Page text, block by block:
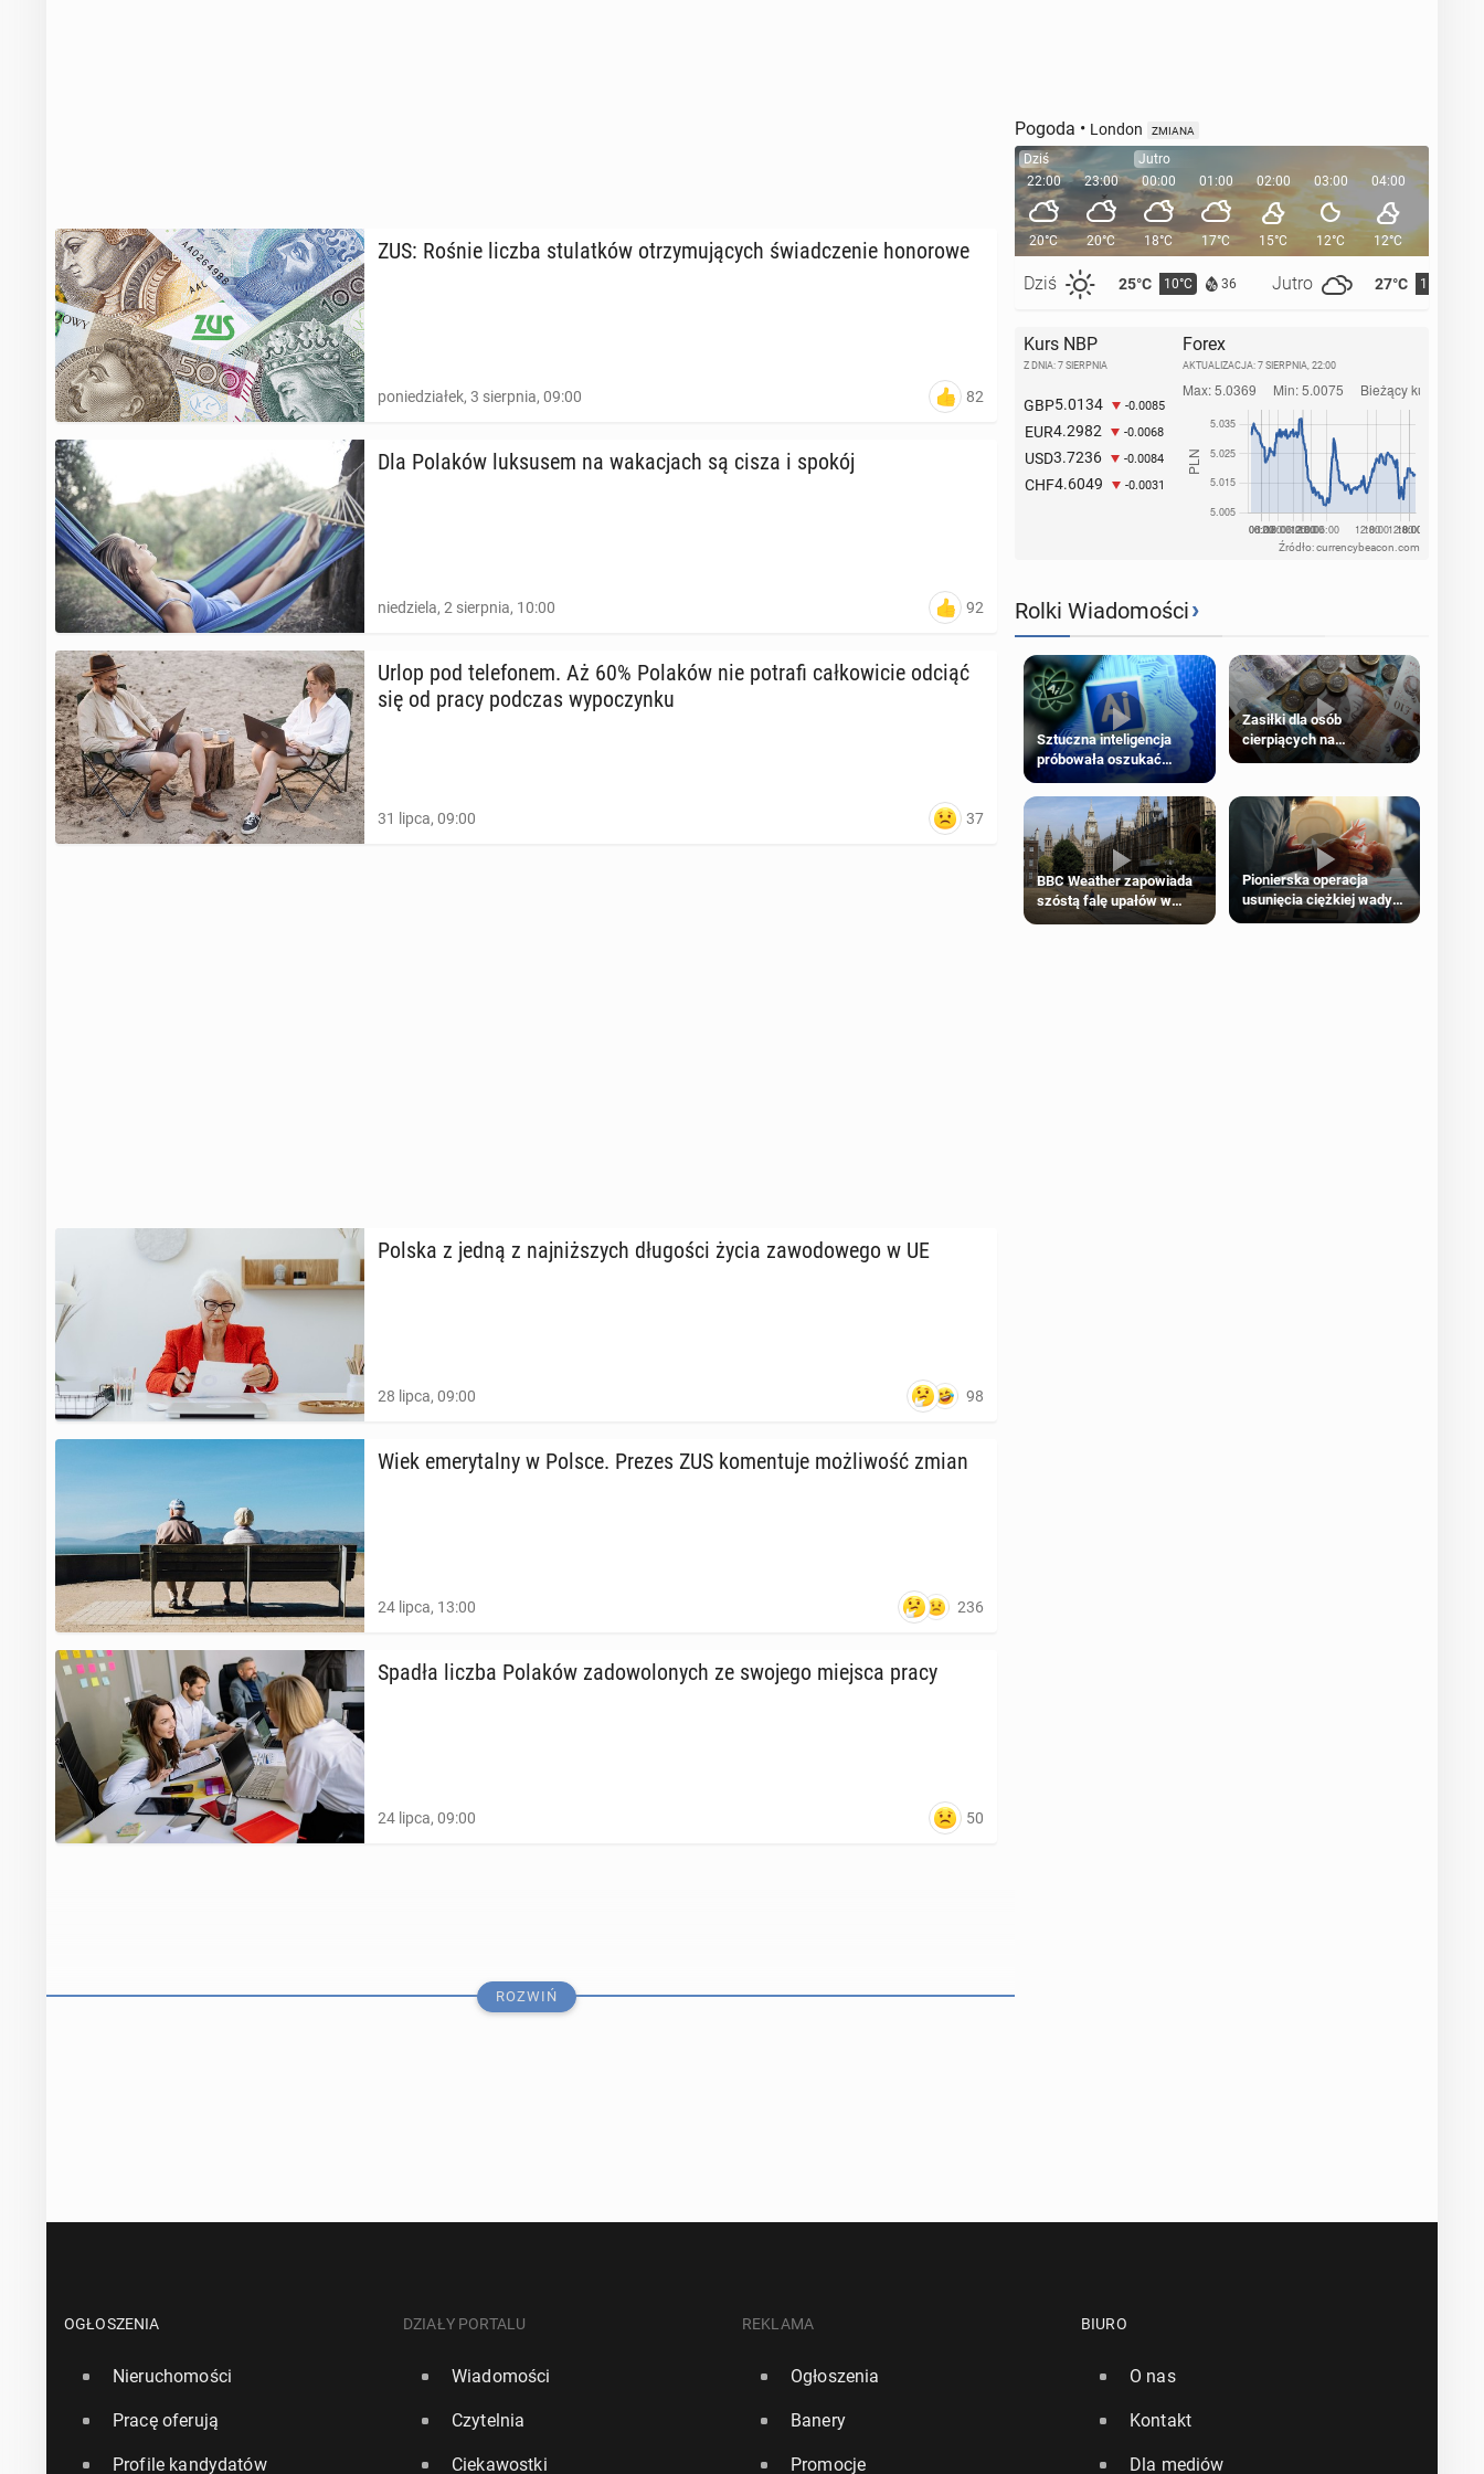
ZUS: Rośnie liczba stu­lat­ków otrzy­mu­ją­cych świad­cze­nie ho­no­ro­we
poniedziałek, 3 sierpnia, 09:00 82
Dla Polaków luk­su­sem na wa­ka­cjach są cisza i spokój
niedziela, 2 sierpnia, 10:00 92
Urlop pod te­le­fo­nem. Aż 60% Polaków nie potrafi cał­ko­wi­cie odciąć
się od pracy podczas wy­po­czyn­ku
31 lipca, 09:00 37
Polska z jedną z naj­niż­szych dłu­go­ści życia za­wo­do­we­go w UE
28 lipca, 09:00 98
Wiek eme­ry­tal­ny w Polsce. Prezes ZUS ko­men­tu­je moż­li­wość zmian
24 lipca, 13:00 236
Spadła liczba Polaków za­do­wo­lo­nych ze swojego miejsca pracy
24 lipca, 09:00 50
Badanie: Połowa Polaków woli or­ga­ni­zo­wać wa­ka­cyj­ny wyjazd sa­
ROZWIŃ
Pogoda • London ZMIANA
Dziś
22:00
20°C
Dziś 25°C 10°C 36 Jutro 27°C 11°C
23:00
20°C
Jutro
00:00
18°C
01:00
17°C
02:00
15°C
03:00
12°C
04:00
12°C
05:00
Kurs NBP
Z DNIA: 7 SIERPNIA
GBP5.0134 -0.0085
EUR4.2982 -0.0068
USD3.7236 -0.0084
CHF4.6049 -0.0031
Forex
AKTUALIZACJA: 7 SIERPNIA, 22:00
Źródło: currencybeacon.com
Rolki Wiadomości›
Sztuczna inteligencja
próbowała oszukać
człowieka
Zasiłki dla osób
cierpiących na
schorzenia psychiczne
BBC Weather zapowiada
szóstą falę upałów w
Londynie
Pionierska operacja
usunięcia ciężkiej wady
wrodzonej płodu w łonie
OGŁOSZENIA
Nieruchomości
Pracę oferują
Profile kandydatów
DZIAŁY PORTALU
Wiadomości
Czytelnia
Ciekawostki
REKLAMA
Ogłoszenia
Banery
Promocje
BIURO
O nas
Kontakt
Dla mediów